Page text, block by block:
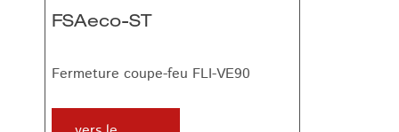
FSAeco-ST
Fermeture coupe-feu FLI-VE90